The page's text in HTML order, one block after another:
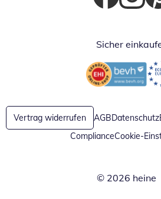
Öffnet inÖffnet in
Sicher
Öffnet in neuem
Vertrag widerrufen AGBDatenschutz
ComplianceCookie-
© 2026 heine